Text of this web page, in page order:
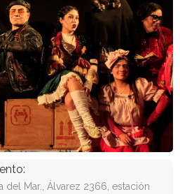
del Mar., Álvarez 2366, estación